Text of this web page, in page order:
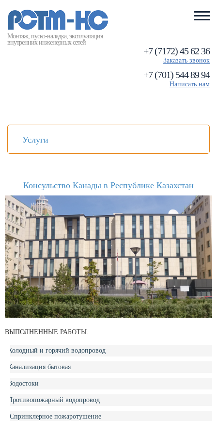
Монтаж, пуско-наладка, эксплуатация
внутренних инженерных сетей
+7 (7172) 45 62 36
Заказать звонок
+7 (701) 544 89 94
Написать нам
Услуги
Консульство Канады в Республике Казахстан
ВЫПОЛНЕННЫЕ РАБОТЫ:
Холодный и горячий водопровод
Канализация бытовая
Водостоки
Противопожарный водопровод
Спринклерное пожаротушение